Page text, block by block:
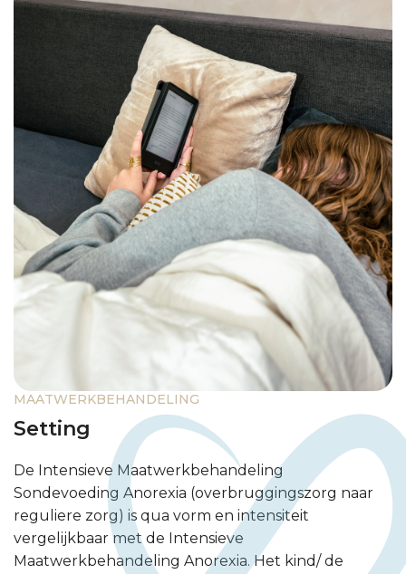
MAATWERKBEHANDELING
Setting
​De Intensieve Maatwerkbehandeling
Sondevoeding Anorexia (overbruggingszorg naar
reguliere zorg) is qua vorm en intensiteit
vergelijkbaar met de Intensieve
Maatwerkbehandeling Anorexia. Het kind/ de